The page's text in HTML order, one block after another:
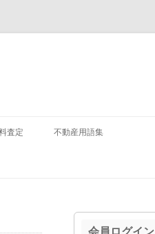
査定 不動産用語集
会員ログイン